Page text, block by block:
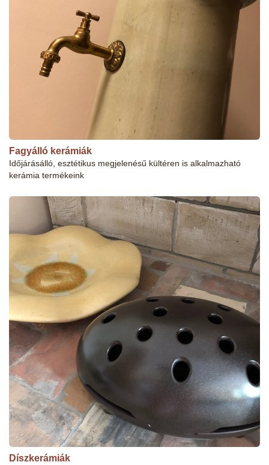
Fagyálló kerámiák
Időjárásálló, esztétikus megjelenésű kültéren is alkalmazható
kerámia termékeink
Díszkerámiák